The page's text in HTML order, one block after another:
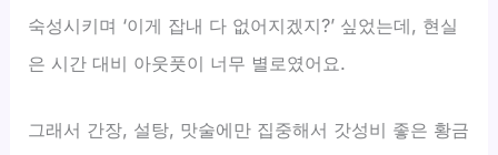
숙성시키며 ‘이게 잡내 다 없어지겠지?’ 싶었는데, 현실
은 시간 대비 아웃풋이 너무 별로였어요.
그래서 간장, 설탕, 맛술에만 집중해서 갓성비 좋은 황금